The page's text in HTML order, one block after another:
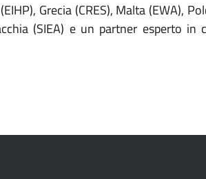
Grecia (CRES), Malta (EWA),
(SIEA) e un partner esperto in